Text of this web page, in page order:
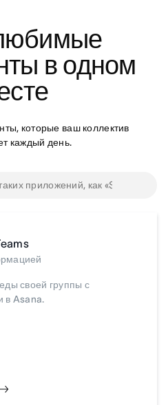
в одном
которые ваш коллектив
каждый день.
своей группы с
в Asana.